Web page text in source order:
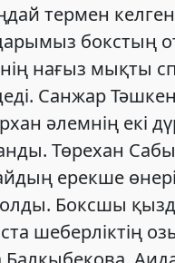
термен
бокстың
нағыз мықты
Санжар
әлемнің екі
Төрехан
ерекше
Боксшы
шеберліктің